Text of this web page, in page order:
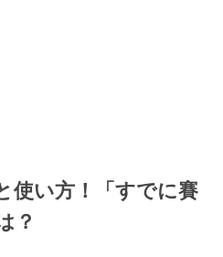
使い方！「すでに賽
？